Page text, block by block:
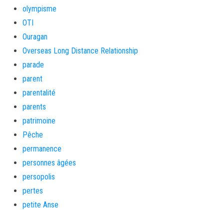
olympisme
OTI
Ouragan
Overseas Long Distance Relationship
parade
parent
parentalité
parents
patrimoine
Pêche
permanence
personnes âgées
persopolis
pertes
petite Anse